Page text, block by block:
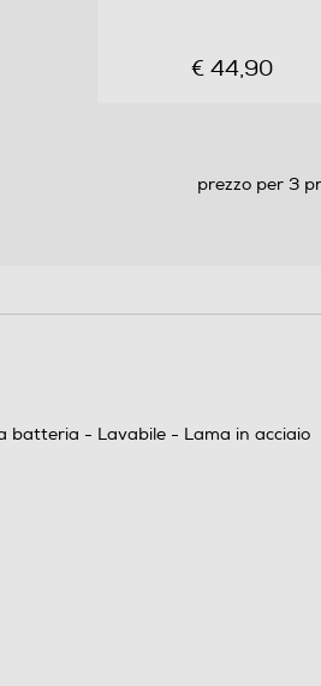
€ 44,90
prezzo per 3
batteria - Lavabile - Lama in acciaio